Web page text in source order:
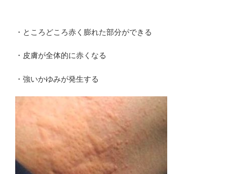
・ところどころ赤く膨れた部分ができる
・皮膚が全体的に赤くなる
・強いかゆみが発生する